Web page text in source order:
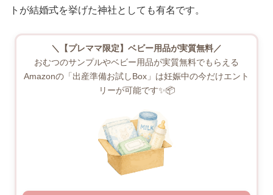
トが結婚式を挙げた神社としても有名です。
＼【プレママ限定】ベビー用品が実質無料／
おむつのサンプルやベビー用品が実質無料でもらえる
Amazonの「出産準備お試しBox」は妊娠中の今だけエント
リーが可能です✨📦